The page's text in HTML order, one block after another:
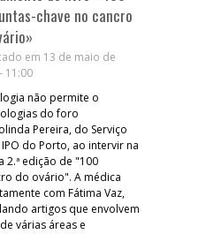
chave no cancro
em 13 de maio de
11:00
não permite o
do foro
Pereira, do Serviço
do Porto, ao intervir na
2.ª edição de "100
do ovário". A médica
com Fátima Vaz,
artigos que envolvem
várias áreas e